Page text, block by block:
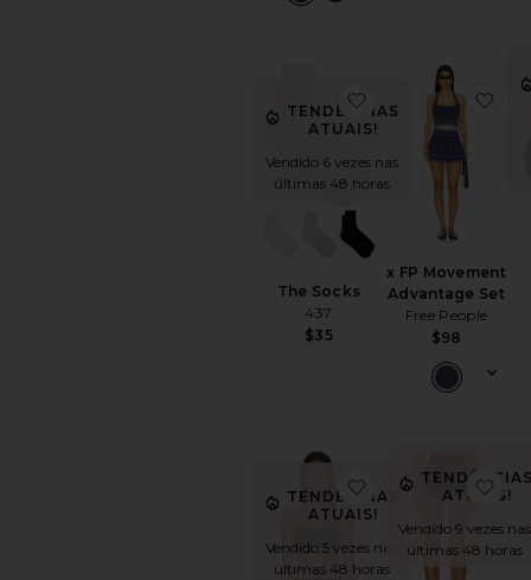
TENDÊNCIAS
ATUAIS!
Vendido 6 vezes nas
últimas 48 horas
The Socks
437
$35
favoritoThe Socks
x FP Movement
Advantage Set
Free People
$98
TENDÊNCIAS
ATUAIS!
Vendido 5 vezes nas
últimas 48 horas
favoritoEva Rigor
TENDÊNCIAS
ATUAIS!
Vendido 9 vezes nas
últimas 48 horas